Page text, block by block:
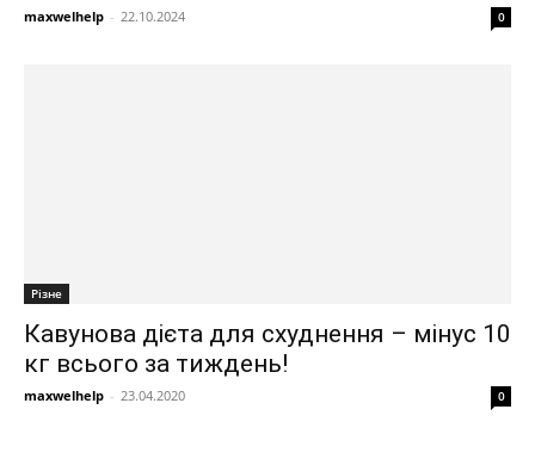
maxwelhelp - 22.10.2024 0
Різне
Кавунова дієта для схуднення – мінус 10
кг всього за тиждень!
maxwelhelp - 23.04.2020 0